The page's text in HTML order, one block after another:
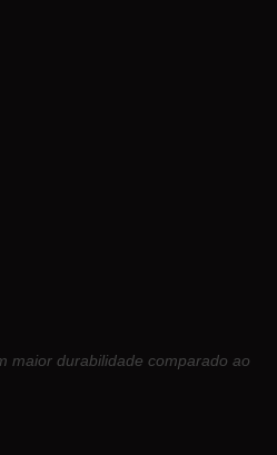
maior durabilidade comparado ao